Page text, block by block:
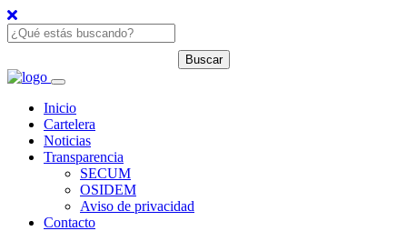
Inicio
Cartelera
Noticias
Transparencia
SECUM
OSIDEM
Aviso de privacidad
Contacto